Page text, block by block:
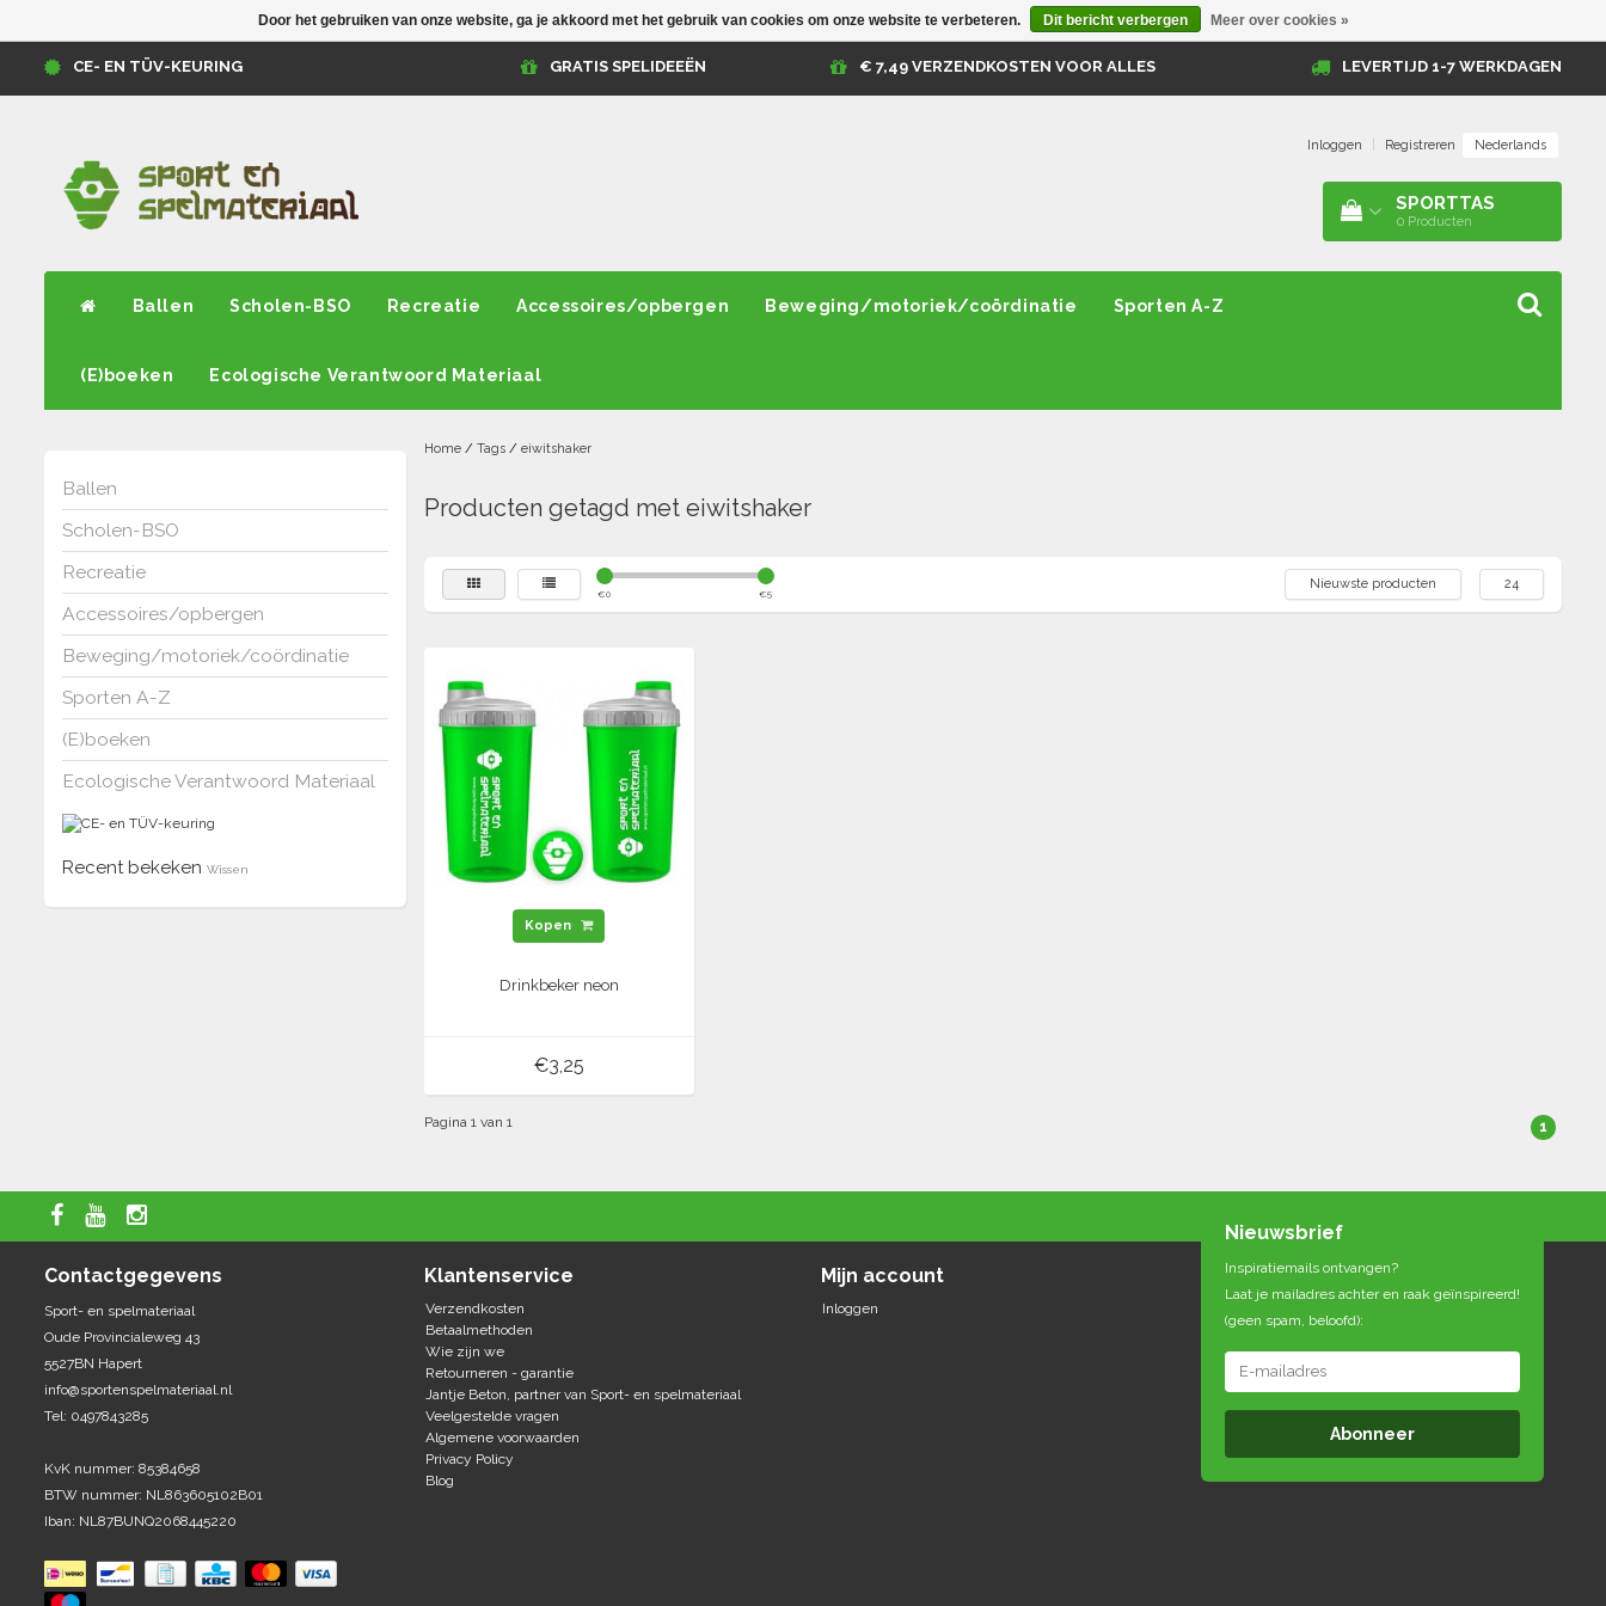
CE- EN TÜV-KEURING GRATIS SPELIDEEËN € 7,49 VERZENDKOSTEN VOOR ALLES LEVERTIJD 1-7 WERKDAGEN
Inloggen Registreren Nederlands
SPORTTAS
0 Producten
Ballen Scholen-BSO Recreatie Accessoires/opbergen Beweging/motoriek/coördinatie Sporten A-Z
(E)boeken Ecologische Verantwoord Materiaal
Ballen
Scholen-BSO
Recreatie
Accessoires/opbergen
Beweging/motoriek/coördinatie
Sporten A-Z
(E)boeken
Ecologische Verantwoord Materiaal
Recent bekeken Wissen
Home/ Tags/ eiwitshaker
Producten getagd met eiwitshaker
€0 €5
Nieuwste producten 24
Kopen
Drinkbeker neon
€3,25
Pagina 1 van 1 1
Contactgegevens
Sport- en spelmateriaal
Oude Provincialeweg 43
5527BN Hapert
info@sportenspelmateriaal.nl
Tel: 0497843285
KvK nummer: 85384658
BTW nummer: NL863605102B01
Iban: NL87BUNQ2068445220
Klantenservice
Verzendkosten
Betaalmethoden
Wie zijn we
Retourneren - garantie
Jantje Beton, partner van Sport- en spelmateriaal
Veelgestelde vragen
Algemene voorwaarden
Privacy Policy
Blog
Mijn account
Inloggen
Nieuwsbrief
Inspiratiemails ontvangen?
Laat je mailadres achter en raak geïnspireerd!
(geen spam, beloofd):
Abonneer
Door het gebruiken van onze website, ga je akkoord met het gebruik van cookies om onze website te verbeteren. Dit bericht verbergen Meer over cookies »